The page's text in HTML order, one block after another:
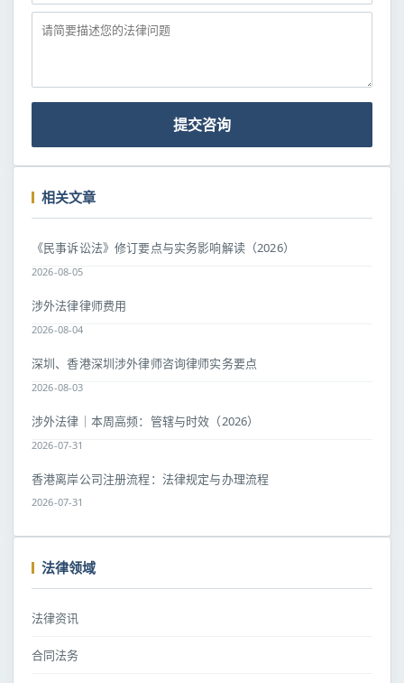
提交咨询
相关文章
《民事诉讼法》修订要点与实务影响解读（2026）
2026-08-05
涉外法律律师费用
2026-08-04
深圳、香港深圳涉外律师咨询律师实务要点
2026-08-03
涉外法律｜本周高频：管辖与时效（2026）
2026-07-31
香港离岸公司注册流程：法律规定与办理流程
2026-07-31
法律领域
法律资讯
合同法务